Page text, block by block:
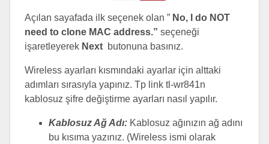
Açılan sayafada ilk seçenek olan ” No, I do NOT
need to clone MAC address.” seçeneği
işaretleyerek Next butonuna basınız.
Wireless ayarları kısmındaki ayarlar için alttaki
adımları sırasıyla yapınız. Tp link tl-wr841n
kablosuz şifre değiştirme ayarları nasıl yapılır.
Kablosuz Ağ Adı: Kablosuz ağınızın ağ adını
bu kısıma yazınız. (Wireless ismi olarak